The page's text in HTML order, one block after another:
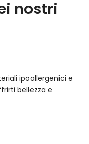
nostri
ipoallergenici e
bellezza e